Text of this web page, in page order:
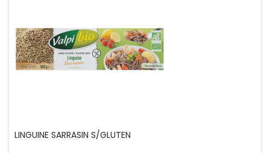
LINGUINE SARRASIN S/GLUTEN